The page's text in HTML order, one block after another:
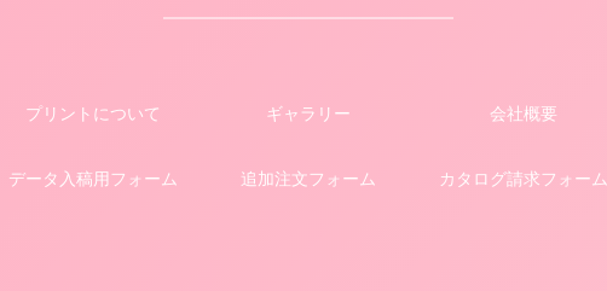
プリントについて ギャラリー 会社概要
データ入稿用フォーム 追加注文フォーム カタログ請求フォーム